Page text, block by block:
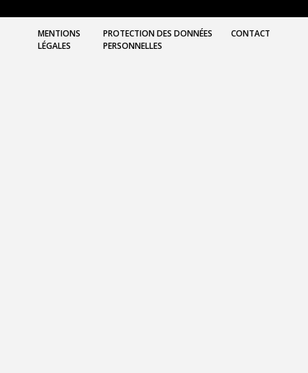
MENTIONS
LÉGALES
PROTECTION DES DONNÉES
PERSONNELLES
CONTACT